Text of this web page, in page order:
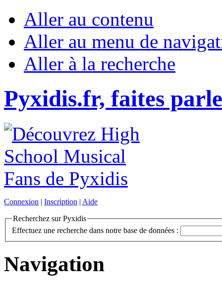
Aller au contenu
Aller au menu de
Aller à la recherche
Pyxidis.fr, faites
Connexion | Inscription | Aide
Recherchez sur Pyxidis
Effectuez une recherche dans notre base de données :
Navigation